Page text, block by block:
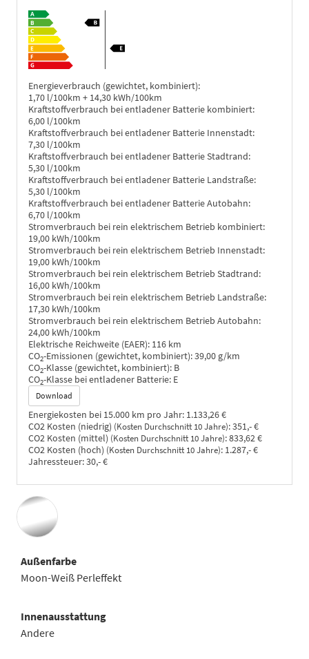
Energieverbrauch (gewichtet, kombiniert):
1,70 l/100km + 14,30 kWh/100km
Kraftstoffverbrauch bei entladener Batterie kombiniert:
6,00 l/100km
Kraftstoffverbrauch bei entladener Batterie Innenstadt:
7,30 l/100km
Kraftstoffverbrauch bei entladener Batterie Stadtrand:
5,30 l/100km
Kraftstoffverbrauch bei entladener Batterie Landstraße:
5,30 l/100km
Kraftstoffverbrauch bei entladener Batterie Autobahn:
6,70 l/100km
Stromverbrauch bei rein elektrischem Betrieb kombiniert:
19,00 kWh/100km
Stromverbrauch bei rein elektrischem Betrieb Innenstadt:
19,00 kWh/100km
Stromverbrauch bei rein elektrischem Betrieb Stadtrand:
16,00 kWh/100km
Stromverbrauch bei rein elektrischem Betrieb Landstraße:
17,30 kWh/100km
Stromverbrauch bei rein elektrischem Betrieb Autobahn:
24,00 kWh/100km
Elektrische Reichweite (EAER): 116 km
CO2-Emissionen (gewichtet, kombiniert):39,00 g/km
CO2-Klasse (gewichtet, kombiniert): B
CO2-Klasse bei entladener Batterie: E
Download
Energiekosten bei 15.000 km pro Jahr: 1.133,26 €
CO2 Kosten (niedrig) (Kosten Durchschnitt 10 Jahre):351,- €
CO2 Kosten (mittel) (Kosten Durchschnitt 10 Jahre):833,62 €
CO2 Kosten (hoch) (Kosten Durchschnitt 10 Jahre): 1.287,- €
Jahressteuer:30,- €
Außenfarbe
Moon-Weiß Perleffekt
Innenausstattung
Andere